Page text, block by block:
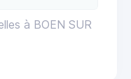
à BOEN SUR